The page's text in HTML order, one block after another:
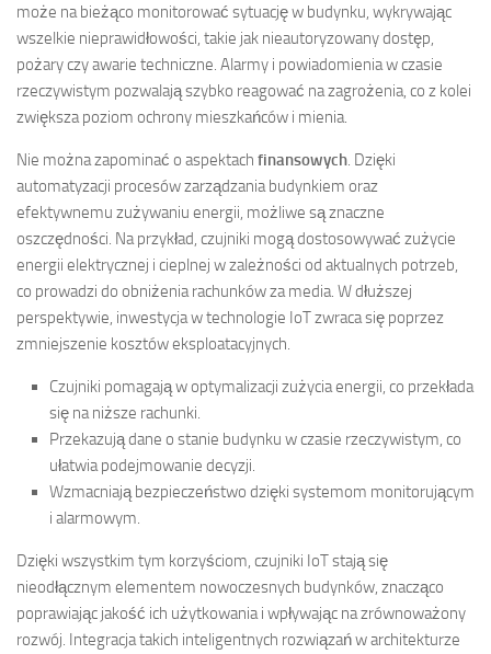
może na bieżąco monitorować sytuację w budynku, wykrywając
wszelkie nieprawidłowości, takie jak nieautoryzowany dostęp,
pożary czy awarie techniczne. Alarmy i powiadomienia w czasie
rzeczywistym pozwalają szybko reagować na zagrożenia, co z kolei
zwiększa poziom ochrony mieszkańców i mienia.
Nie można zapominać o aspektach finansowych. Dzięki
automatyzacji procesów zarządzania budynkiem oraz
efektywnemu zużywaniu energii, możliwe są znaczne
oszczędności. Na przykład, czujniki mogą dostosowywać zużycie
energii elektrycznej i cieplnej w zależności od aktualnych potrzeb,
co prowadzi do obniżenia rachunków za media. W dłuższej
perspektywie, inwestycja w technologie IoT zwraca się poprzez
zmniejszenie kosztów eksploatacyjnych.
Czujniki pomagają w optymalizacji zużycia energii, co przekłada
się na niższe rachunki.
Przekazują dane o stanie budynku w czasie rzeczywistym, co
ułatwia podejmowanie decyzji.
Wzmacniają bezpieczeństwo dzięki systemom monitorującym
i alarmowym.
Dzięki wszystkim tym korzyściom, czujniki IoT stają się
nieodłącznym elementem nowoczesnych budynków, znacząco
poprawiając jakość ich użytkowania i wpływając na zrównoważony
rozwój. Integracja takich inteligentnych rozwiązań w architekturze